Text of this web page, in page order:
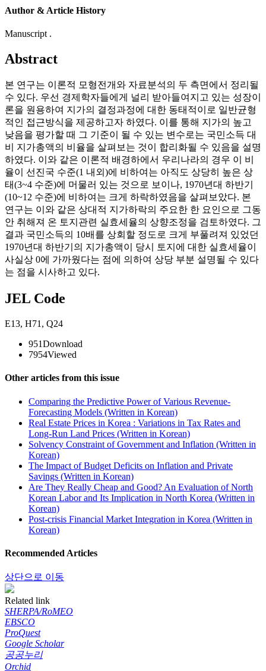
Author & Article History
Manuscript .
Abstract
본 연구는 이론적 모형전개와 자료분석의 두 측면에서 정리될
수 있다. 우선 경제학자들에게 널리 받아들여지고 있는 성장이
론을 원용하여 지가의 결정과정에 대한 동태적이로 일반균형
적인 접근방식을 제공하고자 하였다. 이를 통해 지가의 높고
낮음을 평가할 때 그 기준이 될 수 있는 변수로는 국민소득 대
비 지가총액의 비율을 살펴보는 것이 합리화될 수 있음을 설명
하였다. 이와 같은 이론적 배경하에서 우리나라의 경우 이 비
율이 선진국 수준(1 내외)에 비하여는 아직도 상당히 높은 상
태(3~4 수준)에 머물러 있는 것으로 보이나, 1970년대 하반기
(10~12 수준)에 비하여는 크게 하락하였음을 살펴보았다. 본
연구는 이와 같은 상대적 지가하락의 주요한 한 요인으로 그동
안 취해져 온 토지관련 실효세율의 상향조정을 검토하였다. 그
결과 국민소득의 10배를 상회할 정도로 크게 부풀려져 있었던
1970년대 하반기의 지가총액이 당시 토지에 대한 실효세율이
사실상 0에 가까웠다는 점에 의하여 상당 부분 설명될 수 있다
는 점을 시사하고 있다.
JEL Code
E13, H71 , Q24
951Download
7954Viewed
Other articles from this issue
Comparing the Predictive Power of Various Revenue-
Forecasting Models (Written in Korean)
Real Estate Prices in Korea : Variations in Tax Rates and
Long-Run Land Prices (Written in Korean)
Solvency Constraint of Government and Inflation (Written in
Korean)
The Impact of Budget Deficits on Inflation and Private
Savings (Written in Korean)
Are They Really Cheap and Good? An Evaluation of North
Korean Labor and Its Implication in North Korea (Written in
Korean)
Post-crisis Financial Market Integration in Korea (Written in
Korean)
Recommended Articles
상단으로 이동
Related link
SHERPA/RoMEO
EBSCO
ProQuest
Google Scholar
공공누리
Orchid